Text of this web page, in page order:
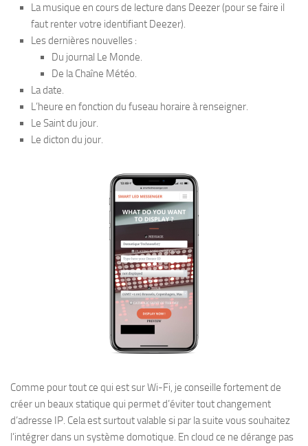
La musique en cours de lecture dans Deezer (pour se faire il
faut renter votre identifiant Deezer).
Les dernières nouvelles :
Du journal Le Monde.
De la Chaîne Météo.
La date.
L’heure en fonction du fuseau horaire à renseigner.
Le Saint du jour.
Le dicton du jour.
Comme pour tout ce qui est sur Wi-Fi, je conseille fortement de
créer un beaux statique qui permet d’éviter tout changement
d’adresse IP. Cela est surtout valable si par la suite vous souhaitez
l’intégrer dans un système domotique. En cloud ce ne dérange pas